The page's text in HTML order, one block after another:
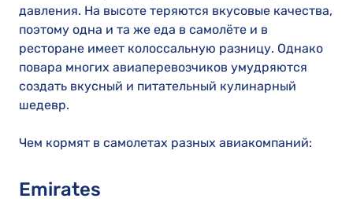
давления. На высоте теряются вкусовые качества,
поэтому одна и та же еда в самолёте и в
ресторане имеет колоссальную разницу. Однако
повара многих авиаперевозчиков умудряются
создать вкусный и питательный кулинарный
шедевр.
Чем кормят в самолетах разных авиакомпаний:
Emirates